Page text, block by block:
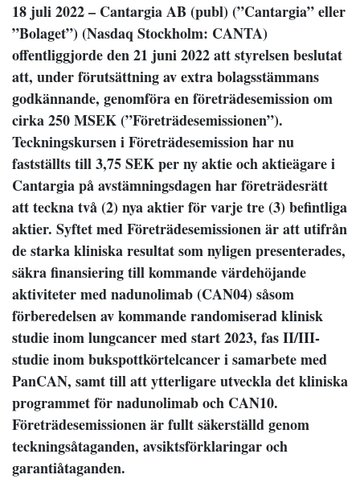
18 juli 2022 – Cantargia AB (publ) (”Cantargia” eller
”Bolaget”) (Nasdaq Stockholm: CANTA)
offentliggjorde den 21 juni 2022 att styrelsen beslutat
att, under förutsättning av extra bolagsstämmans
godkännande, genomföra en företrädesemission om
cirka 250 MSEK (”Företrädesemissionen”).
Teckningskursen i Företrädesemission har nu
fastställts till 3,75 SEK per ny aktie och aktieägare i
Cantargia på avstämningsdagen har företrädesrätt
att teckna två (2) nya aktier för varje tre (3) befintliga
aktier. Syftet med Företrädesemissionen är att utifrån
de starka kliniska resultat som nyligen presenterades,
säkra finansiering till kommande värdehöjande
aktiviteter med nadunolimab (CAN04) såsom
förberedelsen av kommande randomiserad klinisk
studie inom lungcancer med start 2023, fas II/III-
studie inom bukspottkörtelcancer i samarbete med
PanCAN, samt till att ytterligare utveckla det kliniska
programmet för nadunolimab och CAN10.
Företrädesemissionen är fullt säkerställd genom
teckningsåtaganden, avsiktsförklaringar och
garantiåtaganden.